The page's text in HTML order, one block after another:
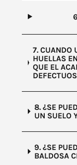
7. CUANDO
HUELLAS
QUE EL
8. ¿SE
UN SUELO
9. ¿SE
BALDOSA